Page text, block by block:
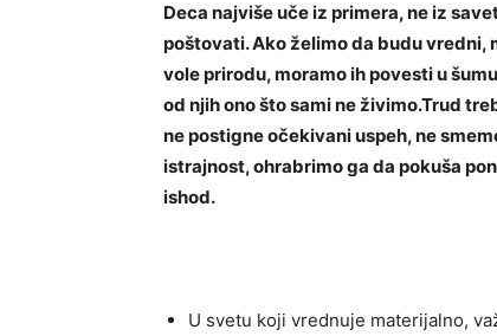
Deca najviše uče iz primera, ne iz
poštovati. Ako želimo da budu vredni,
vole prirodu, moramo ih povesti u
od njih ono što sami ne živimo.Trud
ne postigne očekivani uspeh, ne
istrajnost, ohrabrimo ga da pokuša
ishod.
U svetu koji vrednuje materijalno,